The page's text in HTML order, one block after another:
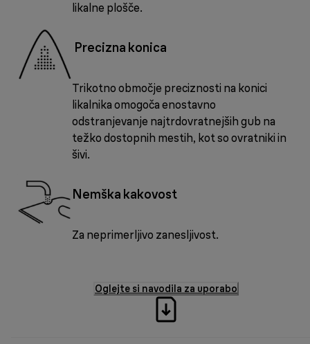
likalne plošče.
Precizna konica
Trikotno območje preciznosti na konici
likalnika omogoča enostavno
odstranjevanje najtrdovratnejših gub na
težko dostopnih mestih, kot so ovratniki in
šivi.
Nemška kakovost
Za neprimerljivo zanesljivost.
Oglejte si navodila za uporabo